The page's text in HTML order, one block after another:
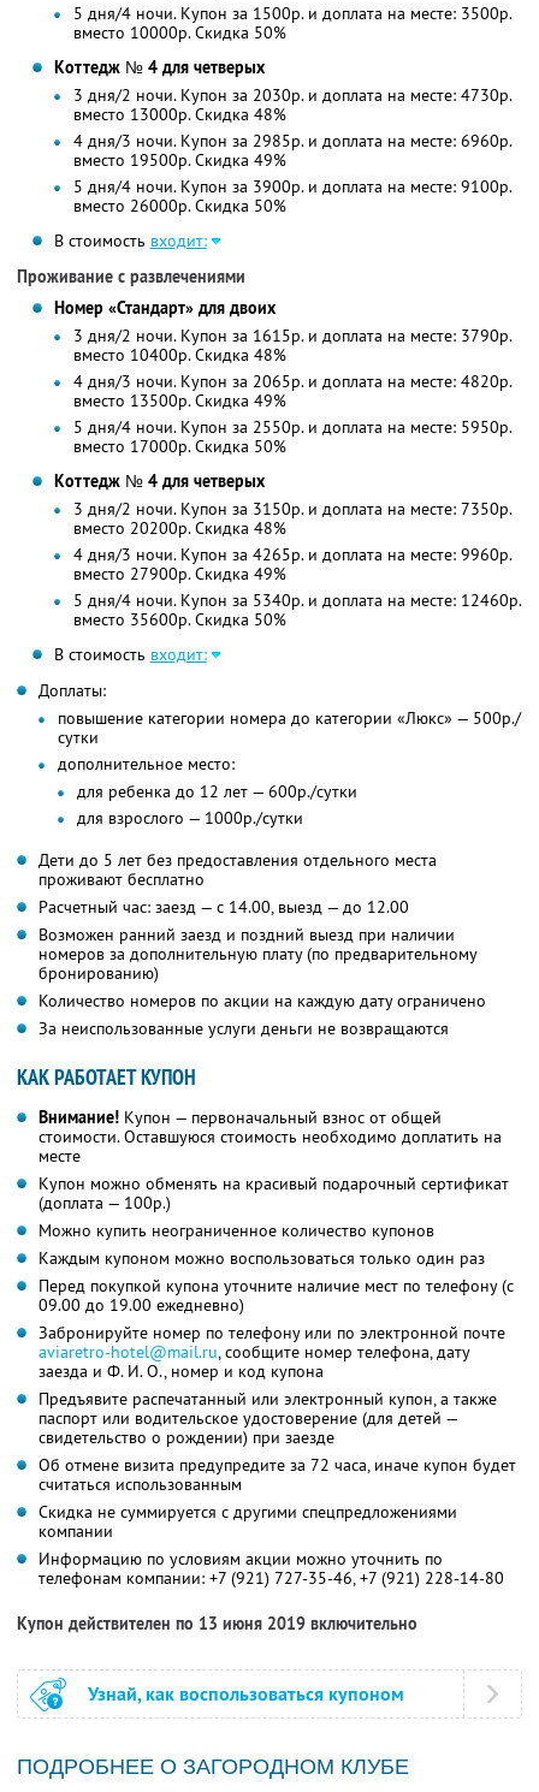
5 дня/4 ночи. Купон за 1500р. и доплата на месте: 3500р.
вместо 10000р. Скидка 50%
Коттедж № 4 для четверых
3 дня/2 ночи. Купон за 2030р. и доплата на месте: 4730р.
вместо 13000р. Скидка 48%
4 дня/3 ночи. Купон за 2985р. и доплата на месте: 6960р.
вместо 19500р. Скидка 49%
5 дня/4 ночи. Купон за 3900р. и доплата на месте: 9100р.
вместо 26000р. Скидка 50%
В стоимость входит:
Проживание с развлечениями
Номер «Стандарт» для двоих
3 дня/2 ночи. Купон за 1615р. и доплата на месте: 3790р.
вместо 10400р. Скидка 48%
4 дня/3 ночи. Купон за 2065р. и доплата на месте: 4820р.
вместо 13500р. Скидка 49%
5 дня/4 ночи. Купон за 2550р. и доплата на месте: 5950р.
вместо 17000р. Скидка 50%
Коттедж № 4 для четверых
3 дня/2 ночи. Купон за 3150р. и доплата на месте: 7350р.
вместо 20200р. Скидка 48%
4 дня/3 ночи. Купон за 4265р. и доплата на месте: 9960р.
вместо 27900р. Скидка 49%
5 дня/4 ночи. Купон за 5340р. и доплата на месте: 12460р.
вместо 35600р. Скидка 50%
В стоимость входит:
Доплаты:
повышение категории номера до категории «Люкс» — 500р./
сутки
дополнительное место:
для ребенка до 12 лет — 600р./сутки
для взрослого — 1000р./сутки
Дети до 5 лет без предоставления отдельного места
проживают бесплатно
Расчетный час: заезд — с 14.00, выезд — до 12.00
Возможен ранний заезд и поздний выезд при наличии
номеров за дополнительную плату (по предварительному
бронированию)
Количество номеров по акции на каждую дату ограничено
За неиспользованные услуги деньги не возвращаются
КАК РАБОТАЕТ КУПОН
Внимание! Купон — первоначальный взнос от общей
стоимости. Оставшуюся стоимость необходимо доплатить на
месте
Купон можно обменять на красивый подарочный сертификат
(доплата — 100р.)
Можно купить неограниченное количество купонов
Каждым купоном можно воспользоваться только один раз
Перед покупкой купона уточните наличие мест по телефону (с
09.00 до 19.00 ежедневно)
Забронируйте номер по телефону или по электронной почте
aviaretro-hotel@mail.ru, сообщите номер телефона, дату
заезда и Ф. И. О., номер и код купона
Предъявите распечатанный или электронный купон, а также
паспорт или водительское удостоверение (для детей —
свидетельство о рождении) при заезде
Об отмене визита предупредите за 72 часа, иначе купон будет
считаться использованным
Скидка не суммируется с другими спецпредложениями
компании
Информацию по условиям акции можно уточнить по
телефонам компании: +7 (921) 727-35-46,+7 (921) 228-14-80
Купон действителен по 13 июня 2019 включительно
Узнай, как воспользоваться купоном
ПОДРОБНЕЕ О ЗАГОРОДНОМ КЛУБЕ